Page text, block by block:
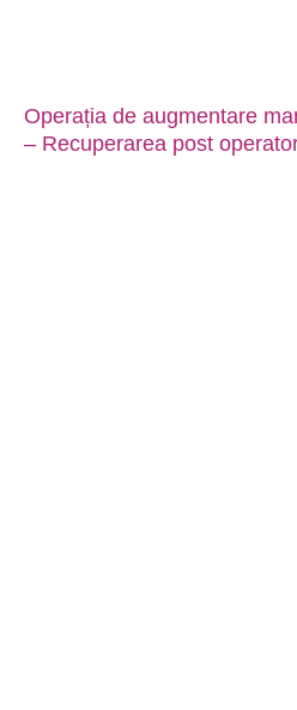
Operația de augmentare
– Recuperarea post